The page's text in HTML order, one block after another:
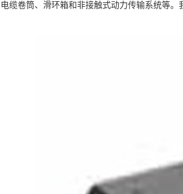
电缆卷筒、滑环箱和非接触式动力传输系统等